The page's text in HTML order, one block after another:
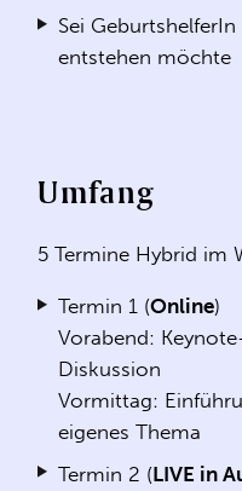
Sei
entstehen möchte
Umfang
5 Termine Hybrid im
Termin 1 (Online)
Vorabend:
Diskussion
Vormittag:
eigenes Thema
Termin 2 (LIVE in